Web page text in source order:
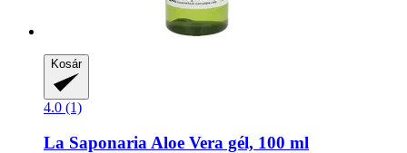
Kosár
4.0 (1)
La Saponaria Aloe Vera gél, 100 ml